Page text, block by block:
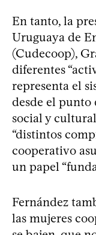
En tanto, la
Uruguaya de
(Cudecoop),
diferentes
representa el
desde el punto
social y
“distintos
cooperativo
un papel
Fernández
las mujeres